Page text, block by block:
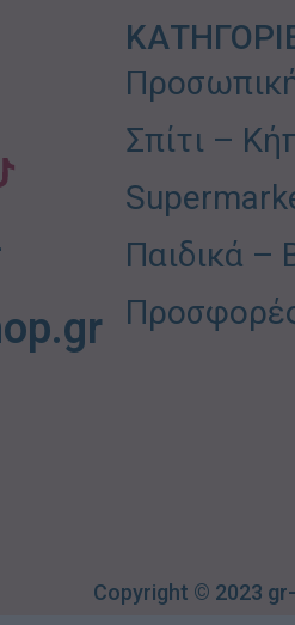
Σπίτι –
Παιδικά –
Copyright © 2023